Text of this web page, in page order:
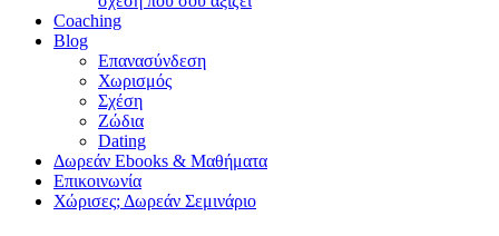
Coaching
Blog
Επανασύνδεση
Χωρισμός
Σχέση
Ζώδια
Dating
Δωρεάν Ebooks & Μαθήματα
Επικοινωνία
Χώρισες; Δωρεάν Σεμινάριο